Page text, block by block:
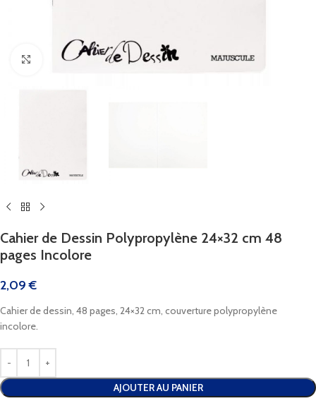
Cliquez pour agrandir
Cahier de Dessin Polypropylène 24×32 cm 48
pages Incolore
2,09€
Cahier de dessin, 48 pages, 24×32 cm, couverture polypropylène
incolore.
AJOUTER AU PANIER